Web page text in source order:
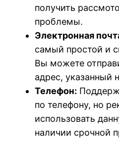
получить
проблемы.
Электронная
самый простой и
Вы можете
адрес, указанный
Телефон:
по телефону, но
использовать
наличии срочной